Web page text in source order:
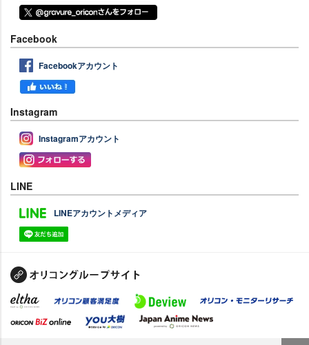
Facebook
Facebookアカウント
Instagram
Instagramアカウント
LINE
LINEアカウントメディア